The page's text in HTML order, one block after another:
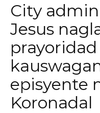
City
Jesus
prayoridad
episyente
Koronadal